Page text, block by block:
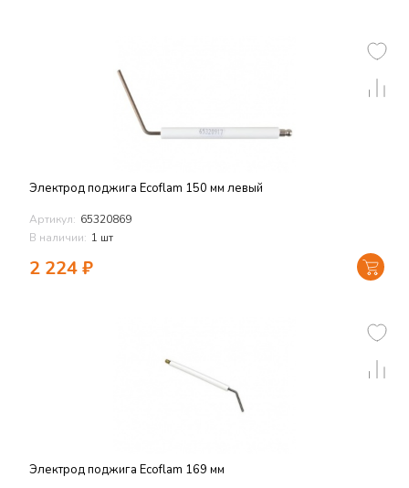
Электрод поджига Ecoflam 150 мм левый
Артикул: 65320869
В наличии: 1 шт
2 224₽
Электрод поджига Ecoflam 169 мм